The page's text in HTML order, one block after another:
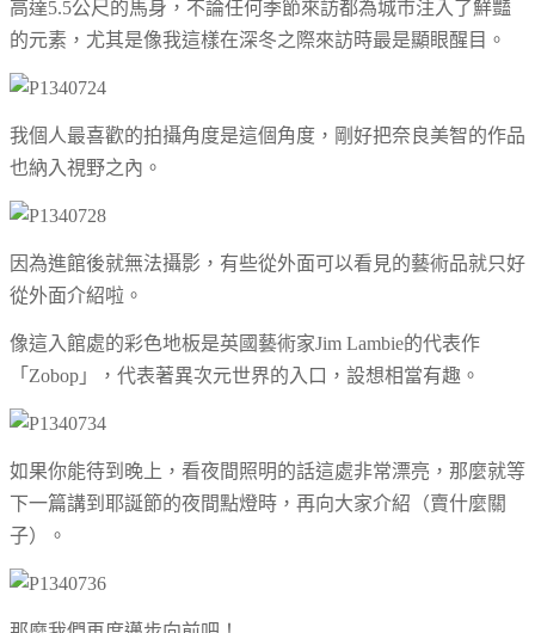
高達5.5公尺的馬身，不論任何季節來訪都為城市注入了鮮豔
的元素，尤其是像我這樣在深冬之際來訪時最是顯眼醒目。
我個人最喜歡的拍攝角度是這個角度，剛好把奈良美智的作品
也納入視野之內。
因為進館後就無法攝影，有些從外面可以看見的藝術品就只好
從外面介紹啦。
像這入館處的彩色地板是英國藝術家Jim Lambie的代表作
「Zobop」，代表著異次元世界的入口，設想相當有趣。
如果你能待到晚上，看夜間照明的話這處非常漂亮，那麼就等
下一篇講到耶誕節的夜間點燈時，再向大家介紹（賣什麼關
子）。